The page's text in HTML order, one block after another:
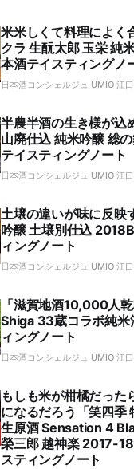
米米しくて料理によく
クラ 生酛太郎 玉栄 純
本酒テイスティングノ
日本酒コンシェルジュ UMIO 江
半農半酒の生き様が込
山廃仕込 純米吟醸 総
テイスティングノート
日本酒コンシェルジュ UMIO 江
土壌の違いが味に反映
吟醸 土壌別仕込
ィングノート
日本酒コンシェルジュ UMIO 江
「滋賀地酒10,000人
Shiga 33蔵コラボ純米
ィングノート
日本酒コンシェルジュ UMIO 江
もしも米が柑橘だった
になるだろう「笑四季
生原酒 Sensation 4
榮三郎 越神楽 2017-
スティングノート